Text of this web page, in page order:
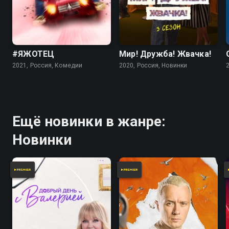
Посмотреть онлайн 1 сезон сериала ЖУКИ вы
можете совершенно бесплатно в хорошем HD
качестве на Смотрёшке
#ЯЖОТЕЦ
2021, Россия, Комедии
Мир! Дружба! Жвачка!
2020, Россия, Новинки
Ещё новинки в жанре:
Новинки